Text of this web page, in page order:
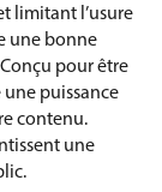
limitant l’usure
une bonne
pour être
puissance
contenu.
une